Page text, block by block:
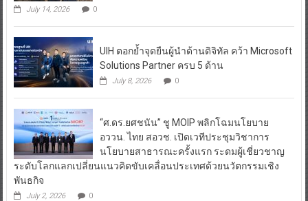
July 14, 2026 0
UIH ตอกย้ำจุดยืนผู้นำด้านดิจิทัล คว้า Microsoft
Solutions Partner ครบ 5 ด้าน
July 8, 2026 0
“ศ.ดร.ยศชนัน” ชู MOIP พลิกโฉมนโยบาย
อววน. ไทย สอวช. เปิดเวทีประชุมวิชาการ
นโยบายสาธารณะครั้งแรก ระดมผู้เชี่ยวชาญ
ระดับโลกแลกเปลี่ยนแนวคิดขับเคลื่อนประเทศด้วยนวัตกรรมเชิง
พันธกิจ
July 2, 2026 0